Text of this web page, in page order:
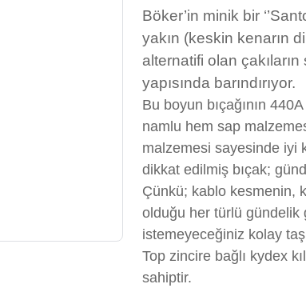
Böker’in minik bir
yakın (keskin kenarın
alternatifi olan
yapısında barındırıyor.
Bu boyun bıçağının
namlu hem sap
malzemesi sayesinde iyi
dikkat edilmiş bıçak;
Çünkü; kablo kesmenin,
olduğu her türlü gündelik
istemeyeceğiniz kolay
Top zincire bağlı kydex
sahiptir.